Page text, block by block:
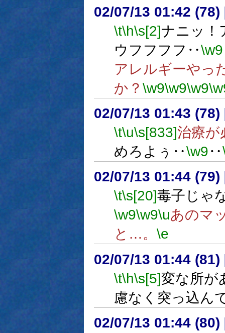
02/07/13 01:42 (78)
\t\h\s[2]ナニッ！
ウフフフフ‥\w9
アレルギーやっ
か？ \w9\w9\w9
02/07/13 01:43 (78)
\t\u\s[833]治療が
めろよぅ‥\w9‥
02/07/13 01:44 (79)
\t\s[20]毒子じゃ
\w9\w9\uあのマ
と…。 \e
02/07/13 01:44 (81)
\t\h\s[5]変な所が
慮なく突っ込ん
02/07/13 01:44 (80)